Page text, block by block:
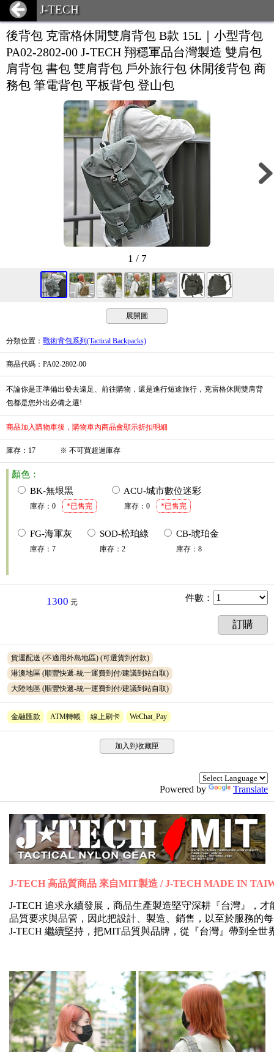
J-TECH
後背包 克雷格休閒雙肩背包 B款 15L｜小型背包
PA02-2802-00 J-TECH 翔穩軍品台灣製造 雙肩包
肩背包 書包 雙肩背包 戶外旅行包 休閒後背包 商
務包 筆電背包 平板背包 登山包
1 / 7
展開圖
分類位置 ： 戰術背包系列(Tactical Backpacks)
商品代碼 ：PA02-2802-00
不論你是正準備出發去遠足、前往購物，還是進行短途旅行，克雷格休閒雙肩背
包都是您外出必備之選!
商品加入購物車後，購物車內商品會顯示折扣明細
庫存 ： 17 ※ 不可買超過庫存
顏色：
BK-無垠黑
庫存 ： 0 *已售完
ACU-城市數位迷彩
庫存 ： 0 *已售完
FG-海軍灰
庫存 ： 7
SOD-松珀綠
庫存 ： 2
CB-琥珀金
庫存 ： 8
1300 元 件數 ：
訂購
貨運配送 (不適用外島地區) (可選貨到付款)
港澳地區 (順豐快遞-統一運費到付/建議到站自取)
大陸地區 (順豐快遞-統一運費到付/建議到站自取)
金融匯款 ATM轉帳 線上刷卡 WeChat_Pay
加入到收藏匣
Powered by Translate
J-TECH 高品質商品 來自MIT製造 / J-TECH MADE IN
J-TECH 追求永續發展，商品生產製造堅守深耕『台灣』，
品質要求與品管，因此把設計、製造、銷售，以至於服務的
J-TECH 繼續堅持，把MIT品質與品牌，從『台灣』帶到全世